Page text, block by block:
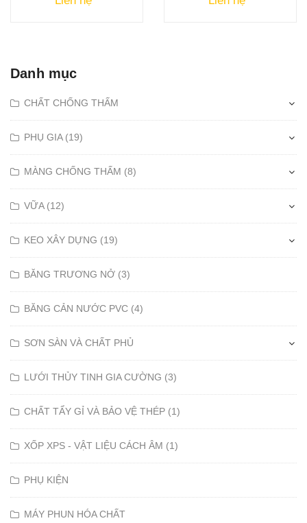
Danh mục
CHẤT CHỐNG THẤM
PHỤ GIA (19)
MÀNG CHỐNG THẤM (8)
VỮA (12)
KEO XÂY DỰNG (19)
BĂNG TRƯƠNG NỞ (3)
BĂNG CẢN NƯỚC PVC (4)
SƠN SÀN VÀ CHẤT PHỦ
LƯỚI THỦY TINH GIA CƯỜNG (3)
CHẤT TẨY GỈ VÀ BẢO VỆ THÉP (1)
XỐP XPS - VẬT LIỆU CÁCH ÂM (1)
PHỤ KIỆN
MÁY PHUN HÓA CHẤT